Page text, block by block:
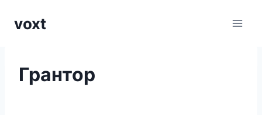
voxt
Грантор